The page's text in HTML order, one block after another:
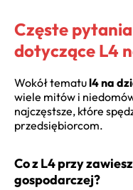
Częste
dotyczące L4
Wokół tematul4 na
wiele mitów i
najczęstsze, które
przedsiębiorcom.
Co z L4 przy
gospodarczej?